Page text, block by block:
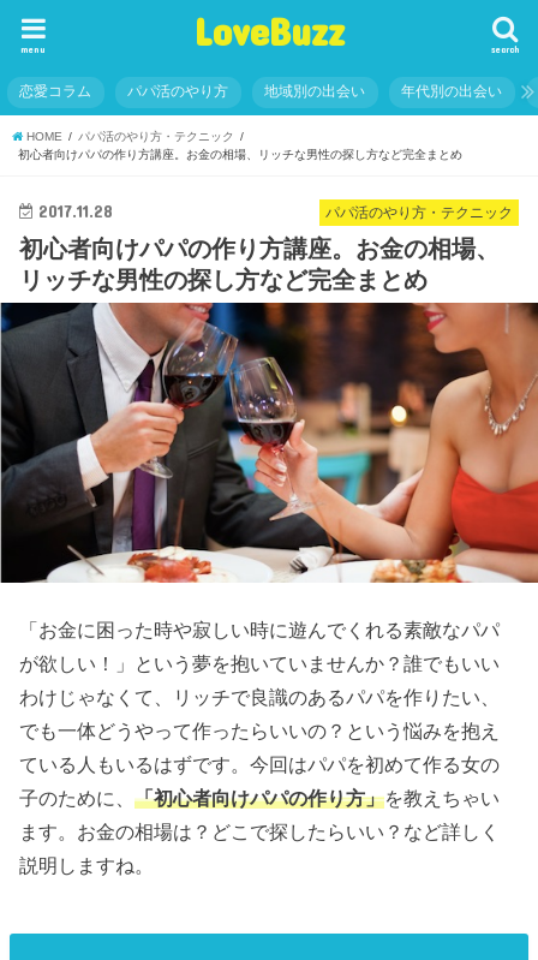
LoveBuzz search
menu
恋愛コラム パパ活のやり方 地域別の出会い 年代別の出会い
HOME
パパ活のやり方・テクニック
初心者向けパパの作り方講座。お金の相場、リッチな男性の探し方など完全まとめ
パパ活のやり方・テクニック
2017.11.28
初心者向けパパの作り方講座。お金の相場、
リッチな男性の探し方など完全まとめ
「お金に困った時や寂しい時に遊んでくれる素敵なパパ
が欲しい！」という夢を抱いていませんか？誰でもいい
わけじゃなくて、リッチで良識のあるパパを作りたい、
でも一体どうやって作ったらいいの？という悩みを抱え
ている人もいるはずです。今回はパパを初めて作る女の
子のために、「初心者向けパパの作り方」を教えちゃい
ます。お金の相場は？どこで探したらいい？など詳しく
説明しますね。